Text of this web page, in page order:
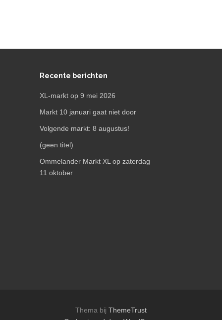
Recente berichten
XL-markt op 9 mei 2026
Markt 10 januari gaat niet door
Volgende markt: 8 augustus!
(geen titel)
Ommelander Markt XL op zaterdag
11 oktober
Thema bij ThemeTrust